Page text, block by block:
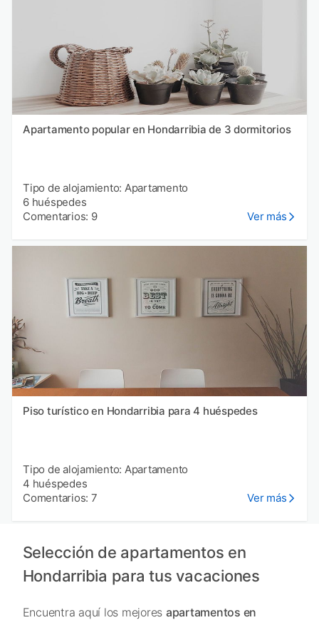
Apartamento popular en Hondarribia de 3 dormitorios
Tipo de alojamiento: Apartamento
6 huéspedes
Comentarios: 9
Ver más
Piso turístico en Hondarribia para 4 huéspedes
Tipo de alojamiento: Apartamento
4 huéspedes
Comentarios: 7
Ver más
Selección de apartamentos en
Hondarribia para tus vacaciones
Encuentra aquí los mejores apartamentos en